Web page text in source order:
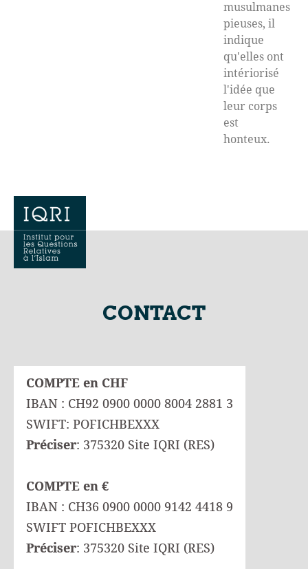
musulmanes
pieuses, il
indique
qu'elles ont
intériorisé
l'idée que
leur corps
est
honteux.
CONTACT
COMPTE en CHF
IBAN : CH92 0900 0000 8004 2881 3
SWIFT: POFICHBEXXX
Préciser: 375320 Site IQRI (RES)
COMPTE en €
IBAN : CH36 0900 0000 9142 4418 9
SWIFT POFICHBEXXX
Préciser: 375320 Site IQRI (RES)